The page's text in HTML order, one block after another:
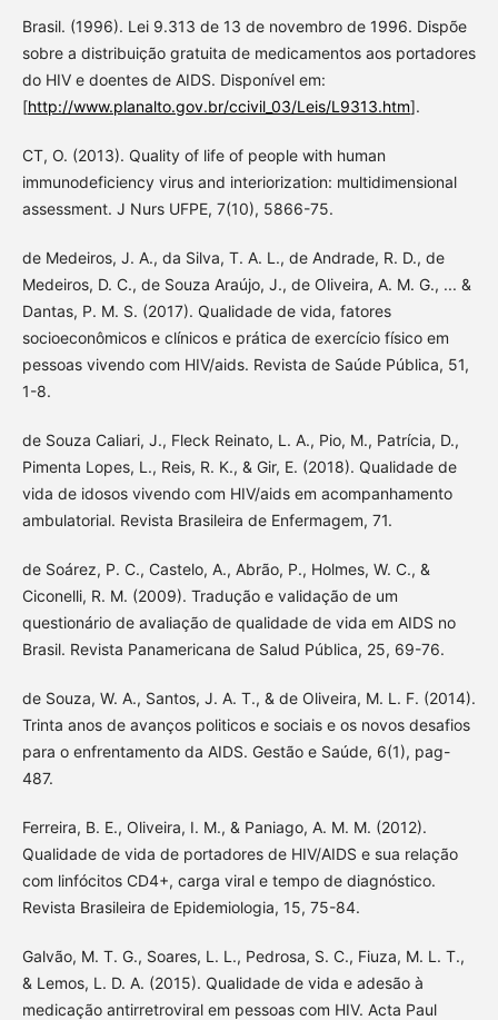
Brasil. (1996). Lei 9.313 de 13 de novembro de 1996. Dispõe
sobre a distribuição gratuita de medicamentos aos portadores
do HIV e doentes de AIDS. Disponível em:
[http://www.planalto.gov.br/ccivil_03/Leis/L9313.htm].
CT, O. (2013). Quality of life of people with human
immunodeficiency virus and interiorization: multidimensional
assessment. J Nurs UFPE, 7(10), 5866-75.
de Medeiros, J. A., da Silva, T. A. L., de Andrade, R. D., de
Medeiros, D. C., de Souza Araújo, J., de Oliveira, A. M. G., ... &
Dantas, P. M. S. (2017). Qualidade de vida, fatores
socioeconômicos e clínicos e prática de exercício físico em
pessoas vivendo com HIV/aids. Revista de Saúde Pública, 51,
1-8.
de Souza Caliari, J., Fleck Reinato, L. A., Pio, M., Patrícia, D.,
Pimenta Lopes, L., Reis, R. K., & Gir, E. (2018). Qualidade de
vida de idosos vivendo com HIV/aids em acompanhamento
ambulatorial. Revista Brasileira de Enfermagem, 71.
de Soárez, P. C., Castelo, A., Abrão, P., Holmes, W. C., &
Ciconelli, R. M. (2009). Tradução e validação de um
questionário de avaliação de qualidade de vida em AIDS no
Brasil. Revista Panamericana de Salud Pública, 25, 69-76.
de Souza, W. A., Santos, J. A. T., & de Oliveira, M. L. F. (2014).
Trinta anos de avanços politicos e sociais e os novos desafios
para o enfrentamento da AIDS. Gestão e Saúde, 6(1), pag-
487.
Ferreira, B. E., Oliveira, I. M., & Paniago, A. M. M. (2012).
Qualidade de vida de portadores de HIV/AIDS e sua relação
com linfócitos CD4+, carga viral e tempo de diagnóstico.
Revista Brasileira de Epidemiologia, 15, 75-84.
Galvão, M. T. G., Soares, L. L., Pedrosa, S. C., Fiuza, M. L. T.,
& Lemos, L. D. A. (2015). Qualidade de vida e adesão à
medicação antirretroviral em pessoas com HIV. Acta Paul